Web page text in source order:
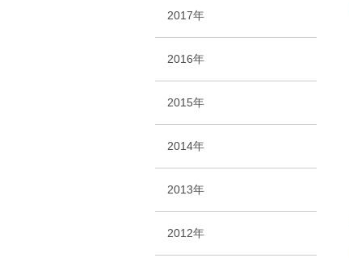
2017年
2016年
2015年
2014年
2013年
2012年